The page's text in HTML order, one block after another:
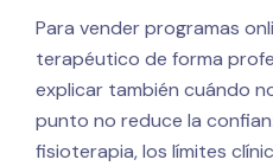
Para vender programas
terapéutico de forma
explicar también cuándo
punto no reduce la
fisioterapia, los límites